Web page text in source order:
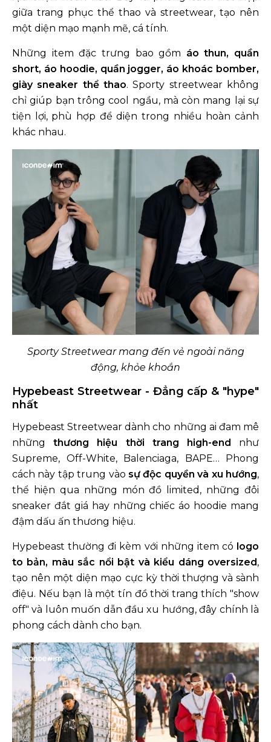
giữa trang phục thể thao và streetwear, tạo nên
một diện mạo mạnh mẽ, cá tính.
Những item đặc trưng bao gồm áo thun, quần
short, áo hoodie, quần jogger, áo khoác bomber,
giày sneaker thể thao. Sporty streetwear không
chỉ giúp bạn trông cool ngầu, mà còn mang lại sự
tiện lợi, phù hợp để diện trong nhiều hoàn cảnh
khác nhau.
Sporty Streetwear mang đến vẻ ngoài năng
động, khỏe khoắn
Hypebeast Streetwear - Đẳng cấp & "hype"
nhất
Hypebeast Streetwear dành cho những ai đam mê
nhữngthương hiệu thời trang high-end như
Supreme, Off-White, Balenciaga, BAPE… Phong
cách này tập trung vào sự độc quyền và xu hướng,
thể hiện qua những món đồ limited, những đôi
sneaker đắt giá hay những chiếc áo hoodie mang
đậm dấu ấn thương hiệu.
Hypebeast thường đi kèm với những item có logo
to bản, màu sắc nổi bật và kiểu dáng oversized,
tạo nên một diện mạo cực kỳ thời thượng và sành
điệu. Nếu bạn là một tín đồ thời trang thích "show
off" và luôn muốn dẫn đầu xu hướng, đây chính là
phong cách dành cho bạn.